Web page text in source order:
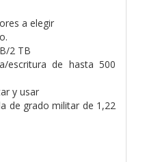
a elegir
2 TB
escritura de hasta 500
y usar
de grado militar de 1,22